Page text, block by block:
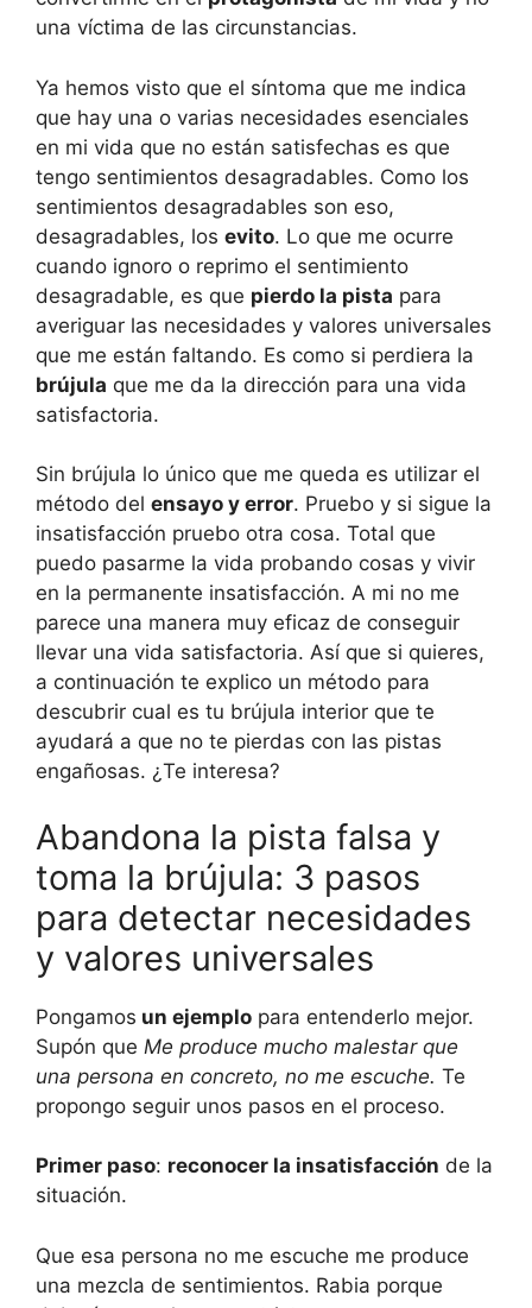
una víctima de las circunstancias.
Ya hemos visto que el síntoma que me indica
que hay una o varias necesidades esenciales
en mi vida que no están satisfechas es que
tengo sentimientos desagradables. Como los
sentimientos desagradables son eso,
desagradables, los evito. Lo que me ocurre
cuando ignoro o reprimo el sentimiento
desagradable, es que pierdo la pista para
averiguar las necesidades y valores universales
que me están faltando. Es como si perdiera la
brújula que me da la dirección para una vida
satisfactoria.
Sin brújula lo único que me queda es utilizar el
método del ensayo y error. Pruebo y si sigue la
insatisfacción pruebo otra cosa. Total que
puedo pasarme la vida probando cosas y vivir
en la permanente insatisfacción. A mi no me
parece una manera muy eficaz de conseguir
llevar una vida satisfactoria. Así que si quieres,
a continuación te explico un método para
descubrir cual es tu brújula interior que te
ayudará a que no te pierdas con las pistas
engañosas. ¿Te interesa?
Abandona la pista falsa y
toma la brújula: 3 pasos
para detectar necesidades
y valores universales
Pongamos un ejemplo para entenderlo mejor.
Supón que Me produce mucho malestar que
una persona en concreto, no me escuche. Te
propongo seguir unos pasos en el proceso.
Primer paso: reconocer la insatisfacción de la
situación.
Que esa persona no me escuche me produce
una mezcla de sentimientos. Rabia porque